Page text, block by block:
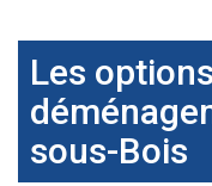
Les
sous-Bois